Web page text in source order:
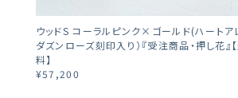
ウッドS コーラルピンク×ゴールド(ハートア
ダズンローズ刻印入り）『受注商品・押し花』
料】
¥57,200